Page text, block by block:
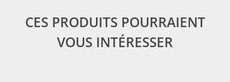
CES PRODUITS POURRAIENT
VOUS INTÉRESSER